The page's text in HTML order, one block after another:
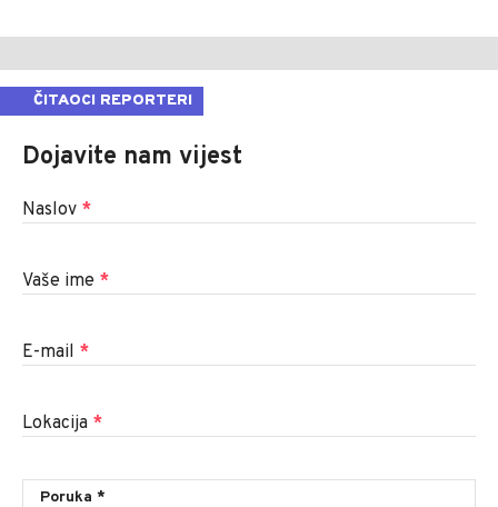
ČITAOCI REPORTERI
Dojavite nam vijest
Naslov *
Vaše ime *
E-mail *
Lokacija *